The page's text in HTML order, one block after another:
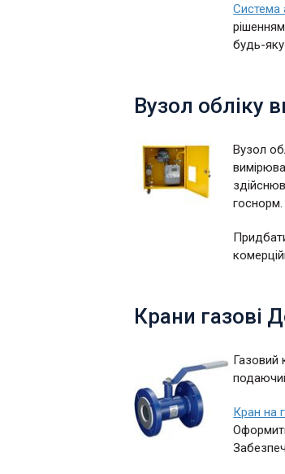
Система
будь-
Вузол обліку
Вузол
госнорм.
Крани газові
Газовий
Кран на